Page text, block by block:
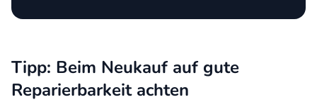
Tipp: Beim Neukauf auf gute
Reparierbarkeit achten